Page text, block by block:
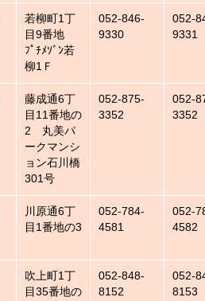
若柳町1丁
目9番地
ﾌﾟﾁﾒｿﾞﾝ若
柳1Ｆ
052-846-
9330
052-
9331
藤成通6丁
目11番地の
2 丸美パ
ークマンシ
ョン石川橋
301号
052-875-
3352
052-
3352
川原通6丁
目1番地の3
052-784-
4581
052-
4582
吹上町1丁
目35番地の
052-848-
8152
052-
8153